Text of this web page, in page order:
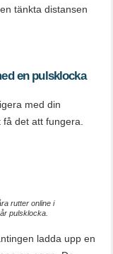
tänkta distansen
en pulsklocka
med din
det att fungera.
rutter online i
pulsklocka.
ladda upp en